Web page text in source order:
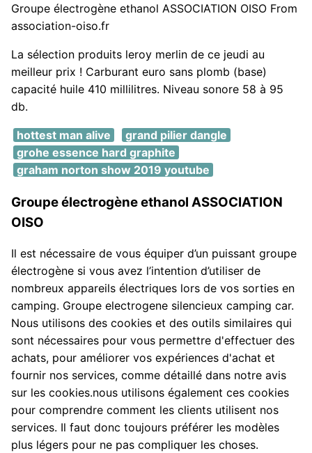
Groupe électrogène ethanol ASSOCIATION OISO From
association-oiso.fr
La sélection produits leroy merlin de ce jeudi au
meilleur prix ! Carburant euro sans plomb (base)
capacité huile 410 millilitres. Niveau sonore 58 à 95
db.
hottest man alive
grand pilier dangle
grohe essence hard graphite
graham norton show 2019 youtube
Groupe électrogène ethanol ASSOCIATION
OISO
Il est nécessaire de vous équiper d’un puissant groupe
électrogène si vous avez l’intention d’utiliser de
nombreux appareils électriques lors de vos sorties en
camping. Groupe electrogene silencieux camping car.
Nous utilisons des cookies et des outils similaires qui
sont nécessaires pour vous permettre d'effectuer des
achats, pour améliorer vos expériences d'achat et
fournir nos services, comme détaillé dans notre avis
sur les cookies.nous utilisons également ces cookies
pour comprendre comment les clients utilisent nos
services. Il faut donc toujours préférer les modèles
plus légers pour ne pas compliquer les choses.